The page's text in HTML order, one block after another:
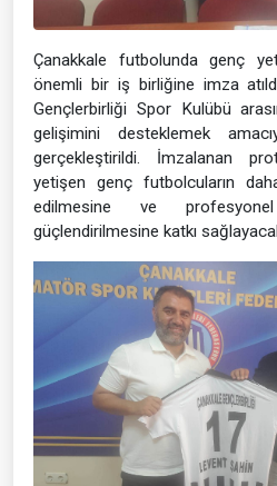
Çanakkale futbolunda genç
önemli bir iş birliğine imza
Gençlerbirliği Spor Kulübü
gelişimini desteklemek
gerçekleştirildi. İmzalanan
yetişen genç futbolcuların
edilmesine ve
güçlendirilmesine katkı